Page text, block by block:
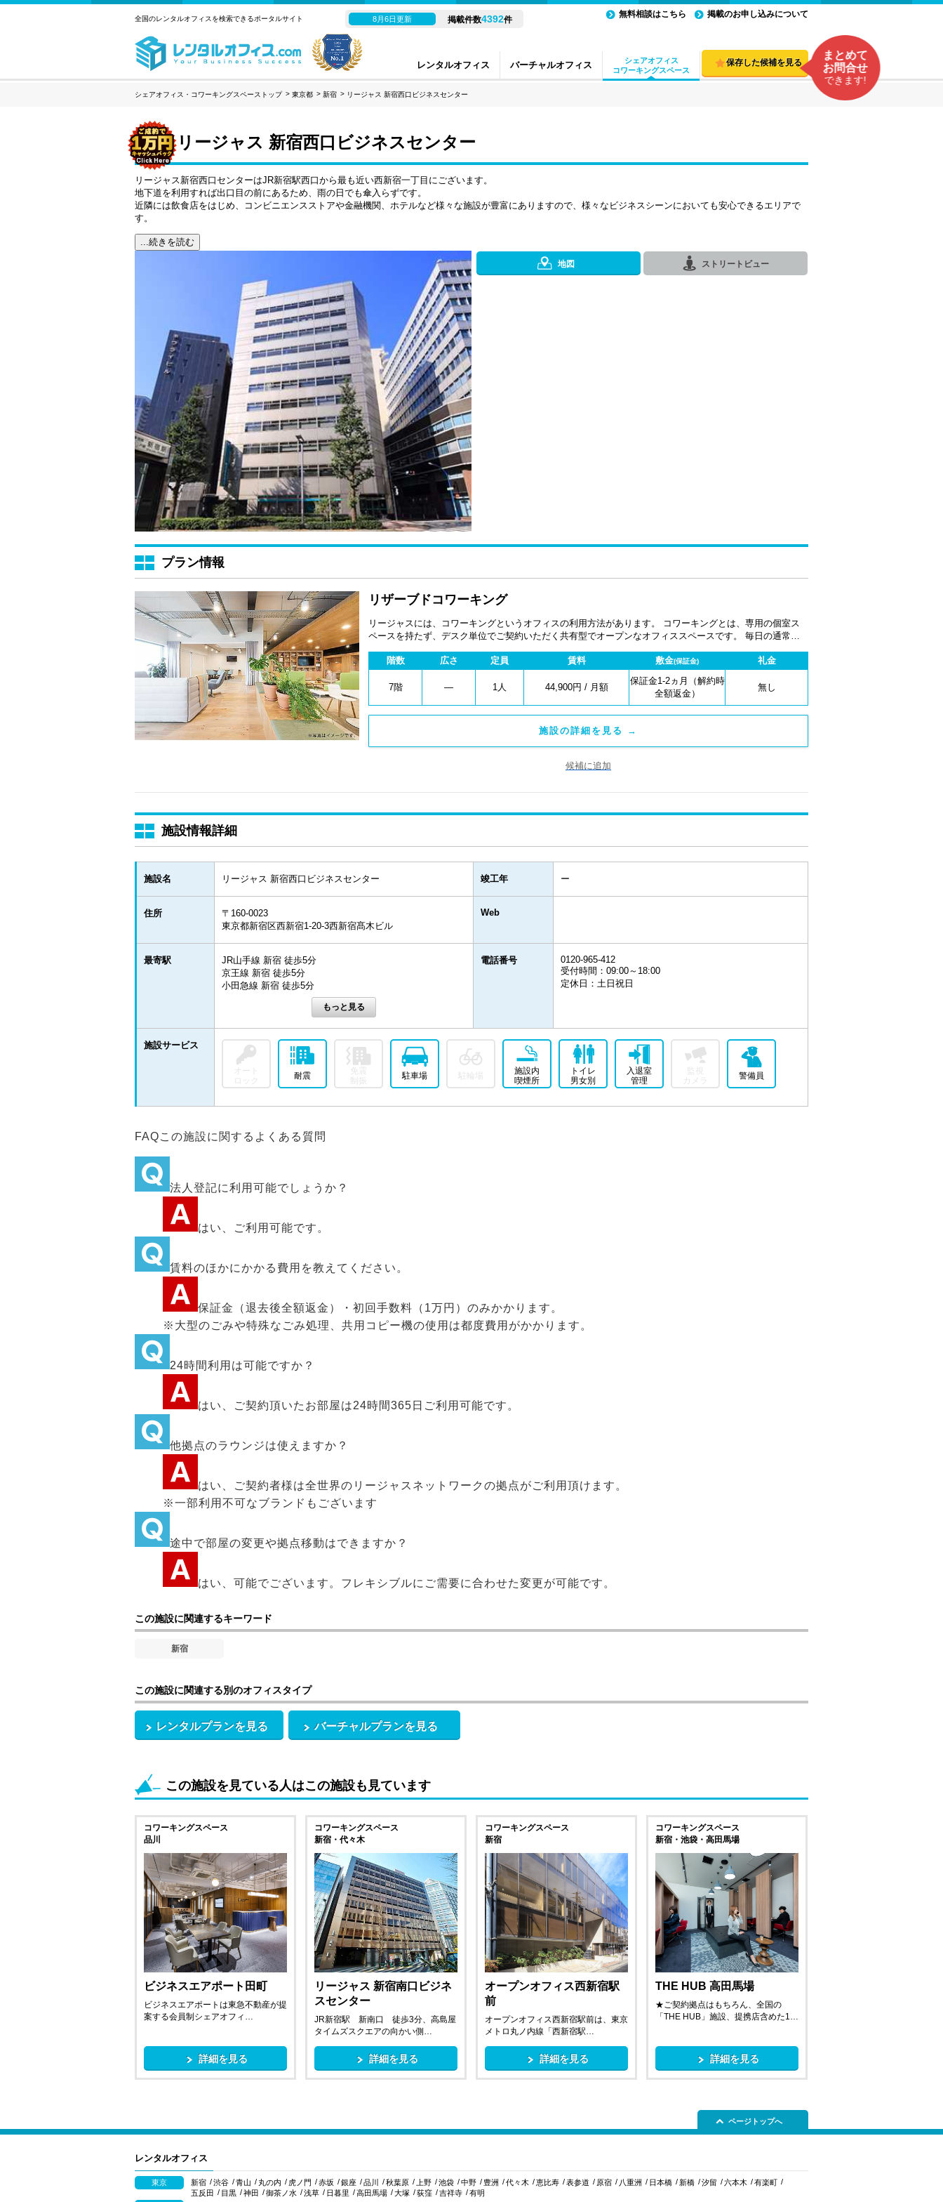
レンタルオフィス バーチャルオフィス
シェアオフィス
コワーキングスペース
全国のレンタルオフィスを検索できるポータルサイト 8月6日更新 掲載件数4392件
無料相談はこちら 掲載のお申し込みについて
保存した候補を見る
まとめて
お問合せ
できます!
シェアオフィス・コワーキングスペーストップ 東京都 新宿 リージャス 新宿西口ビジネスセンター
リージャス 新宿西口ビジネスセンター
リージャス新宿西口センターはJR新宿駅西口から最も近い西新宿一丁目にございます。
地下道を利用すれば出口目の前にあるため、雨の日でも傘入らずです。
近隣には飲食店をはじめ、コンビニエンスストアや金融機関、ホテルなど様々な施設が豊富にありますので、様々なビジネスシーンにおいても安心できるエリアで
す。
...続きを読む
地図 ストリートビュー
プラン情報
リザーブドコワーキング
リージャスには、コワーキングというオフィスの利用方法があります。 コワーキングとは、専用の個室ス
ペースを持たず、デスク単位でご契約いただく共有型でオープンなオフィススペースです。 毎日の通常利
階数
広さ 定員 賃料 敷金(保証金) 礼金
7階 ― 1人 44,900円 / 月額
保証金1-2ヵ月（解約時
全額返金）
無し
施設の詳細を見る →
候補に追加
施設情報詳細
施設名 リージャス 新宿西口ビジネスセンター 竣工年 ー
住所
〒160-0023
東京都新宿区西新宿1-20-3西新宿髙木ビル
Web
最寄駅
JR山手線 新宿 徒歩5分
京王線 新宿 徒歩5分
小田急線 新宿 徒歩5分
電話番号
0120-965-412
受付時間：09:00～18:00
定休日：土日祝日
施設サービス
オート
耐震
免震
制振
駐車場 駐輪場
施設内
喫煙所
トイレ
男女別
入退室
管理
監視
カメラ
警備員
FAQこの施設に関するよくある質問
法人登記に利用可能でしょうか？
はい、ご利用可能です。
賃料のほかにかかる費用を教えてください。
保証金（退去後全額返金）・初回手数料（1万円）のみかかります。
※大型のごみや特殊なごみ処理、共用コピー機の使用は都度費用がかかります。
24時間利用は可能ですか？
はい、ご契約頂いたお部屋は24時間365日ご利用可能です。
他拠点のラウンジは使えますか？
はい、ご契約者様は全世界のリージャスネットワークの拠点がご利用頂けます。
※一部利用不可なブランドもございます
途中で部屋の変更や拠点移動はできますか？
はい、可能でございます。フレキシブルにご需要に合わせた変更が可能です。
この施設に関連するキーワード
新宿
この施設に関連する別のオフィスタイプ
レンタルプランを見る バーチャルプランを見る
この施設を見ている人はこの施設も見ています
コワーキングスペース
品川
ビジネスエアポート田町
ビジネスエアポートは東急不動産が提
案する会員制シェアオフィ…
詳細を見る
コワーキングスペース
新宿・代々木
リージャス 新宿南口ビジネ
スセンター
JR新宿駅 新南口 徒歩3分、高島屋
タイムズスクエアの向かい側…
詳細を見る
コワーキングスペース
新宿
オープンオフィス西新宿駅
前
オープンオフィス西新宿駅前は、東京
メトロ丸ノ内線「西新宿駅…
詳細を見る
コワーキングスペース
新宿・池袋・高田馬場
THE HUB 高田馬場
★ご契約拠点はもちろん、全国の
「THE HUB」施設、提携店含めた1…
詳細を見る
ページトップへ
レンタルオフィス
東京 新宿 渋谷 青山 丸の内 虎ノ門 赤坂 銀座 品川 秋葉原 上野 池袋 中野 豊洲 代々木 恵比寿 表参道 原宿 八重洲 日本橋 新橋 汐留 六本木
有楽町
五反田
目黒 神田 御茶ノ水 浅草 日暮里 高田馬場 大塚 荻窪 吉祥寺
有明